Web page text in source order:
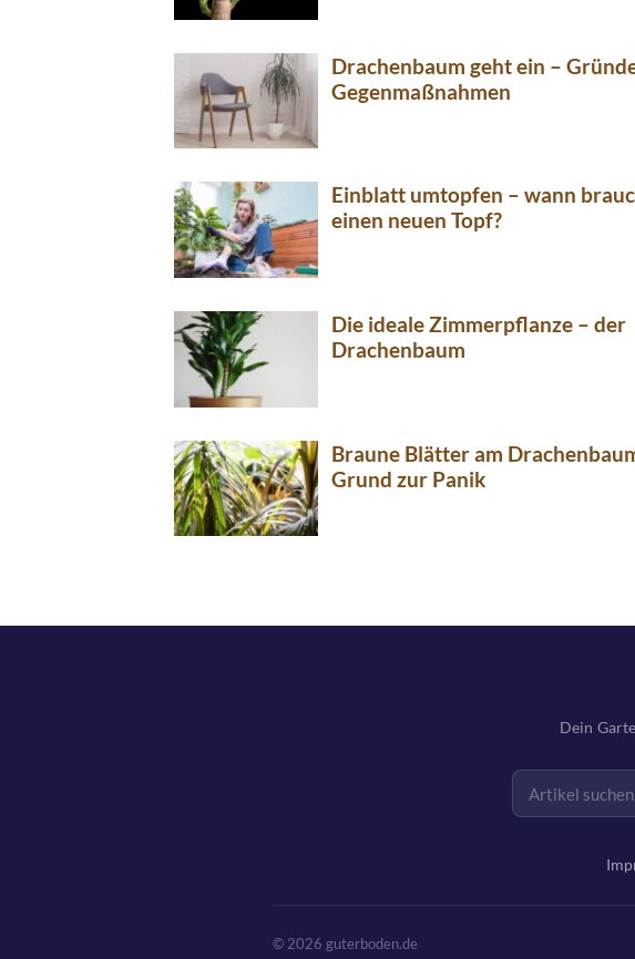
Drachenbaum geht ein –
Gegenmaßnahmen
Einblatt umtopfen – wann
einen neuen Topf?
Die ideale Zimmerpflanze – der
Drachenbaum
Braune Blätter am
Grund zur Panik
Dein
© 2026 guterboden.de